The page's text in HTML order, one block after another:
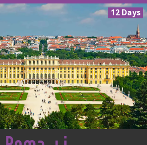
WHERE TO BUY
FEATURED
ABOUT US
12 Days